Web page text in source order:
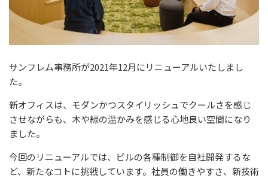
サンフレム事務所が2021年12月にリニューアルいたしまし
た。
新オフィスは、モダンかつスタイリッシュでクールさを感じ
させながらも、木や緑の温かみを感じる心地良い空間になり
ました。
今回のリニューアルでは、ビルの各種制御を自社開発するな
ど、新たなコトに挑戦しています。社員の働きやすさ、新技術